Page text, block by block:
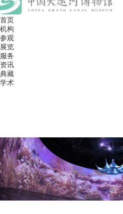
首页
机构
参观
展览
服务
资讯
典藏
学术